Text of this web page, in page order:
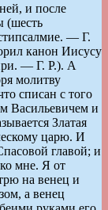
и после
(шесть
— Г.
канон Иисусу
— Г. Р.). А
молитву
списан с того
Васильевичем и
Златая
царю. И
главой; и
мне. Я от
на венец и
а венец